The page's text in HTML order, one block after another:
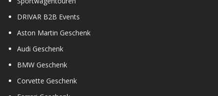
DRIVAR B2B Events
Aston Martin Geschenk
Audi Geschenk
BMW Geschenk
Corvette Geschenk